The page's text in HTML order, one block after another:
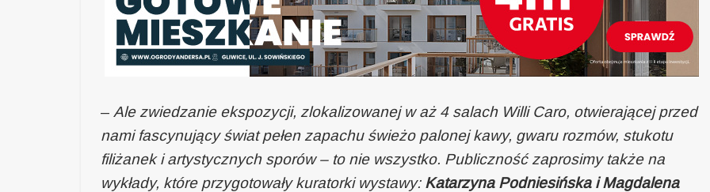
– Ale zwiedzanie ekspozycji, zlokalizowanej w aż 4 salach Willi Caro, otwierającej przed
nami fascynujący świat pełen zapachu świeżo palonej kawy, gwaru rozmów, stukotu
filiżanek i artystycznych sporów – to nie wszystko. Publiczność zaprosimy także na
wykłady, które przygotowały kuratorki wystawy: Katarzyna Podniesińska i Magdalena